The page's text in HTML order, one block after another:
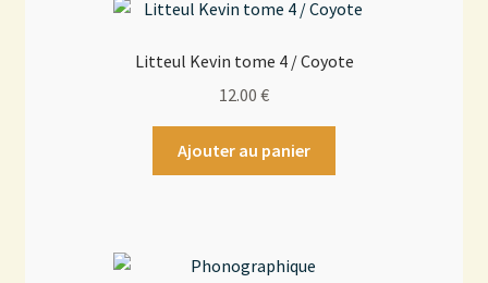
Litteul Kevin tome 4 / Coyote
12.00 €
Ajouter au panier